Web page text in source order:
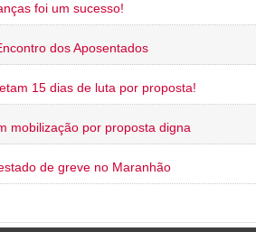
foi um sucesso!
dos Aposentados
15 dias de luta por proposta!
mobilização por proposta digna
de greve no Maranhão